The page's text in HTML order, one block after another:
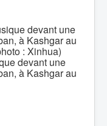
devant une
à Kashgar au